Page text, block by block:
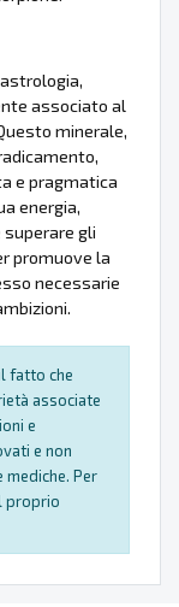
associato al
minerale,
e pragmatica
energia,
gli
promuove la
necessarie
fatto che
associate
e
e non
Per
proprio